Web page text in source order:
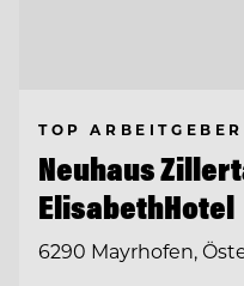
TOP ARBEITGEBER
Neuhaus
ElisabethHotel
6290 Mayrhofen,